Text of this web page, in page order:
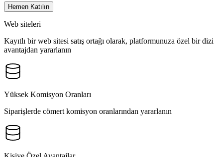
Hemen Katılın
Web siteleri
Kayıtlı bir web sitesi satış ortağı olarak, platformunuza özel bir dizi
avantajdan yararlanın
Yüksek Komisyon Oranları
Siparişlerde cömert komisyon oranlarından yararlanın